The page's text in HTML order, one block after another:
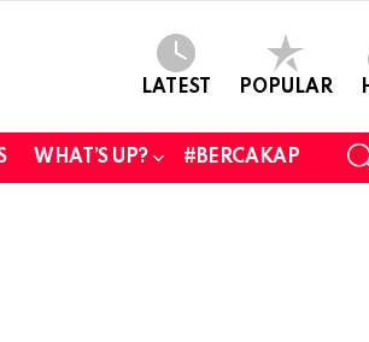
LATEST POPULAR
WHAT’S UP? #BERCAKAP